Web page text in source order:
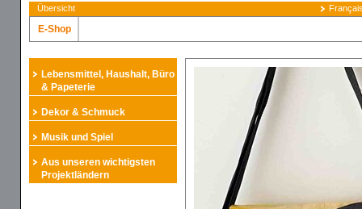
Übersicht
E-Shop
Lebensmittel, Haushalt, Büro
& Papeterie
Dekor & Schmuck
Musik und Spiel
Aus unseren wichtigsten
Projektländern